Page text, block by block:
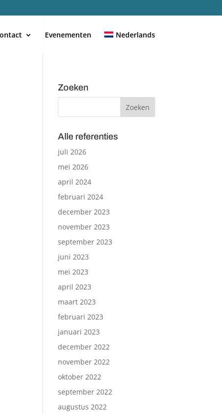
Evenementen Nederlands
Zoeken
Alle referenties
juli 2026
mei 2026
april 2024
februari 2024
december 2023
november 2023
september 2023
juni 2023
mei 2023
april 2023
maart 2023
februari 2023
januari 2023
december 2022
november 2022
oktober 2022
september 2022
augustus 2022